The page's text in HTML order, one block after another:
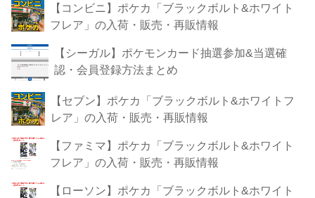
【コンビニ】ポケカ「ブラックボルト&ホワイト
フレア」の入荷・販売・再販情報
【シーガル】ポケモンカード抽選参加&当選確
認・会員登録方法まとめ
【セブン】ポケカ「ブラックボルト&ホワイトフ
レア」の入荷・販売・再販情報
【ファミマ】ポケカ「ブラックボルト&ホワイト
フレア」の入荷・販売・再販情報
【ローソン】ポケカ「ブラックボルト&ホワイト